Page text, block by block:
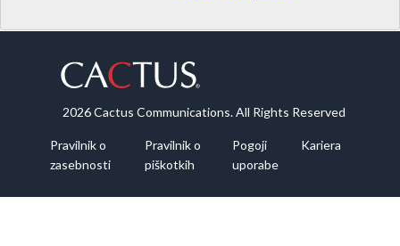
2026 Cactus Communications. All Rights Reserved
Pravilnik o
zasebnosti
Pravilnik o
piškotkih
Pogoji
uporabe
Kariera